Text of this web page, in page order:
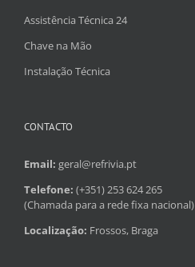
Assistência Técnica 24
Chave na Mão
Instalação Técnica
CONTACTO
Email: geral@refrivia.pt
Telefone: (+351) 253 624 265
(Chamada para a rede fixa nacional)
Localização: Frossos, Braga